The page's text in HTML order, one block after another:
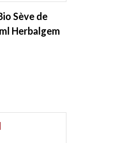
Sève de
Herbalgem